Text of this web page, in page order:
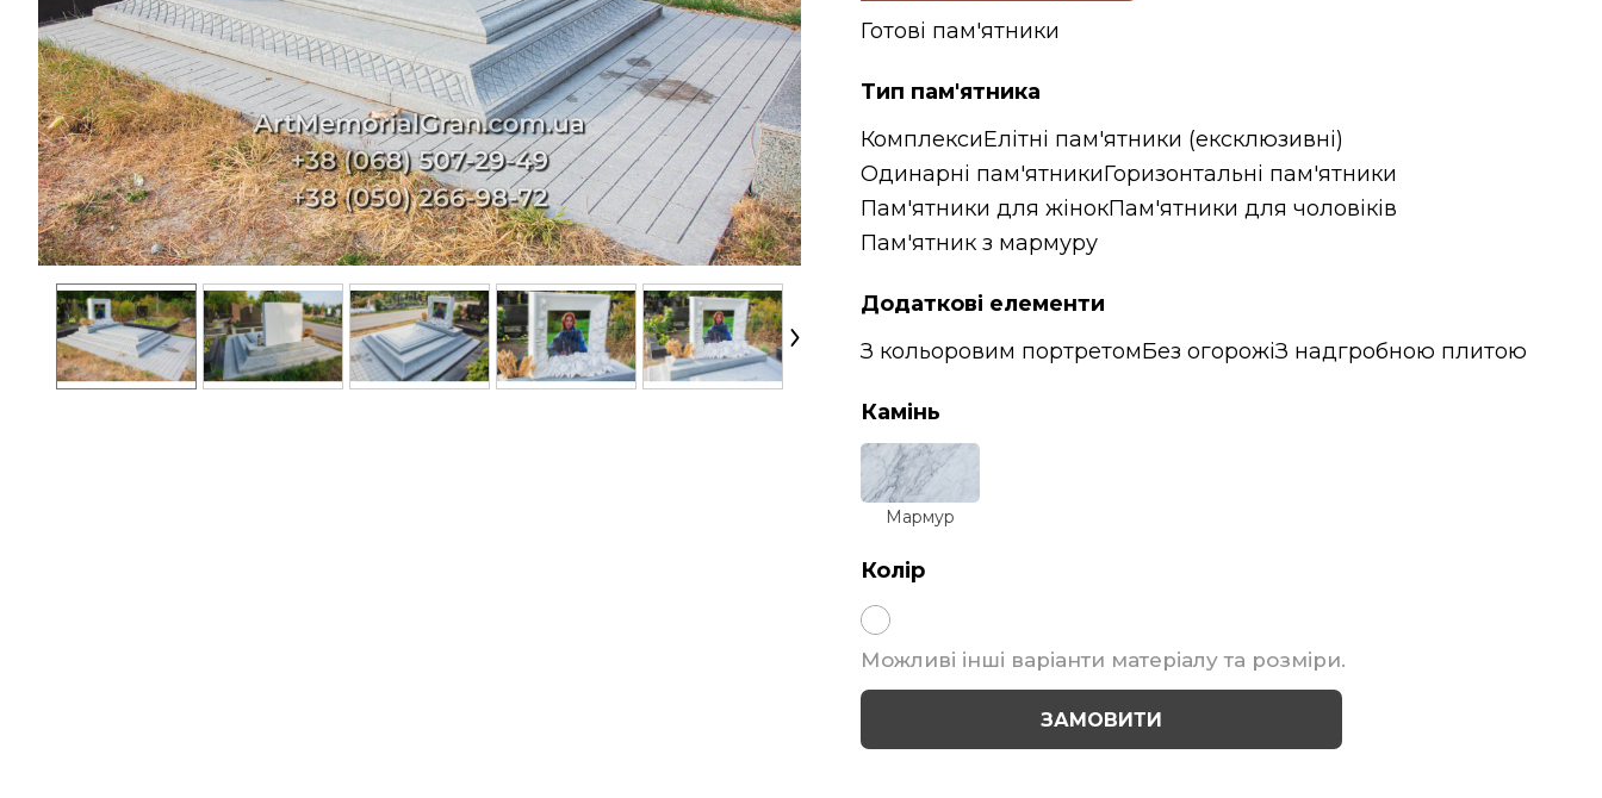
Готові пам'ятники
Тип пам'ятника
КомплексиЕлітні пам'ятники (ексклюзивні)
Одинарні пам'ятникиГоризонтальні пам'ятники
Пам'ятники для жінокПам'ятники для чоловіків
Пам'ятник з мармуру
Додаткові елементи
З кольоровим портретомБез огорожіЗ надгробною плитою
Камінь
Мармур
Колір
Можливі інші варіанти матеріалу та розміри.
ЗАМОВИТИ